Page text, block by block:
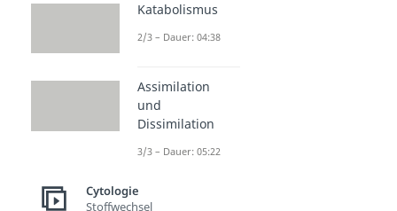
Katabolismus
2/3 – Dauer: 04:38
Assimilation
und
Dissimilation
3/3 – Dauer: 05:22
Cytologie
Stoffwechsel